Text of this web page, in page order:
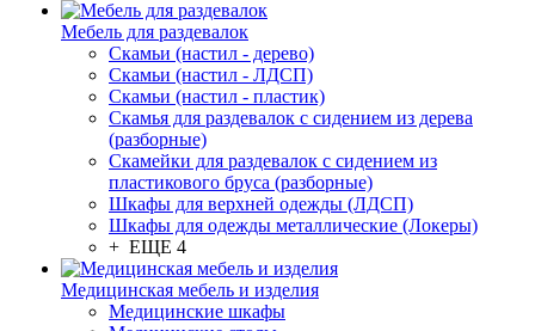
Мебель для раздевалок
Скамьи (настил - дерево)
Скамьи (настил - ЛДСП)
Скамьи (настил - пластик)
Скамья для раздевалок с сидением из дерева
(разборные)
Скамейки для раздевалок с сидением из
пластикового бруса (разборные)
Шкафы для верхней одежды (ЛДСП)
Шкафы для одежды металлические (Локеры)
+ ЕЩЕ 4
Медицинская мебель и изделия
Медицинские шкафы